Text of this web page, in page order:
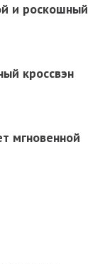
и роскошный
кроссвэн
мгновенной